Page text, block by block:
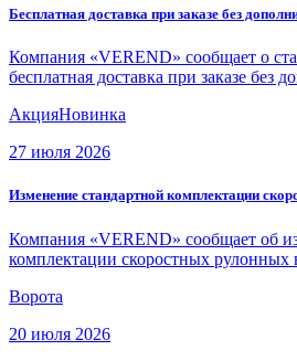
Бесплатная доставка при заказе без
Компания «VEREND» сообщает о
бесплатная доставка при заказе без
АкцияНовинка
27 июля 2026
Изменение стандартной комплектации
Компания «VEREND» сообщает об
комплектации скоростных рулонных
Ворота
20 июля 2026